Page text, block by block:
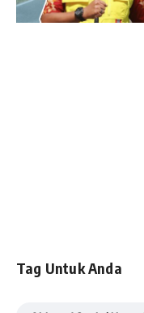
Tag Untuk Anda